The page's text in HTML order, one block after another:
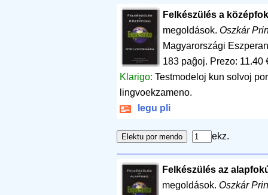
Felkészülés a
megoldások.Oszkár
Magyarországi
183 paĝoj. Prezo: 11.40
Klarigo: Testmodeloj kun solvoj
lingvoekzameno.
legu pli
ekz.
Felkészülés az
megoldások.Oszkár